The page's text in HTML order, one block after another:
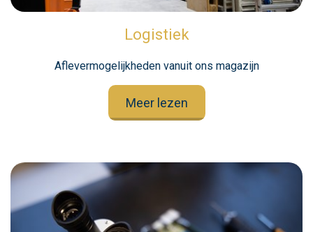
Logistiek
Aflevermogelijkheden vanuit ons magazijn
Meer lezen